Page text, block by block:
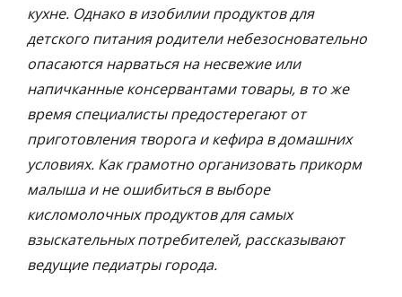
кухне. Однако в изобилии продуктов для
детского питания родители небезосновательно
опасаются нарваться на несвежие или
напичканные консервантами товары, в то же
время специалисты предостерегают от
приготовления творога и кефира в домашних
условиях. Как грамотно организовать прикорм
малыша и не ошибиться в выборе
кисломолочных продуктов для самых
взыскательных потребителей, рассказывают
ведущие педиатры города.